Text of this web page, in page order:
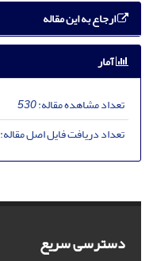
ارجاع به این مقاله
آمار
تعداد مشاهده مقاله:530
تعداد دریافت فایل اصل مقاله:
دسترسی سریع